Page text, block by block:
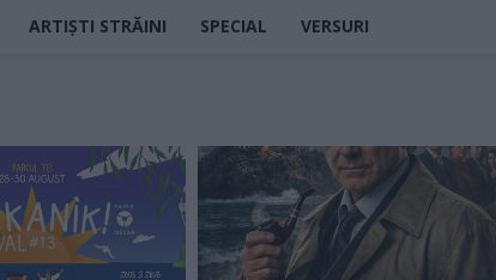
ARTIȘTI STRĂINI SPECIAL VERSURI